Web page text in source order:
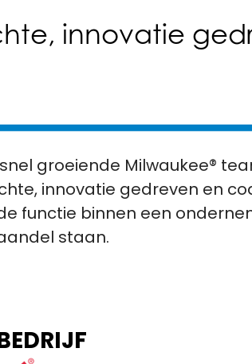
innovatie
groeiende Milwaukee®
innovatie gedreven en
functie binnen een
staan.